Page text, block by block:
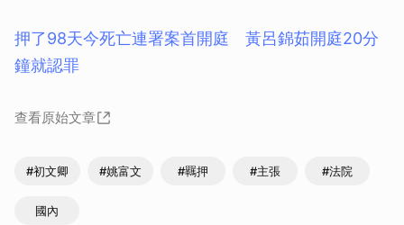
押了98天今死亡連署案首開庭 黃呂錦茹開庭20分
鐘就認罪
查看原始文章
#初文卿 #姚富文 #羈押 #主張 #法院
國內